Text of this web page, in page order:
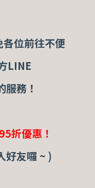
各位前往不便
LINE
務！
折優惠！
好友囉 ~ )